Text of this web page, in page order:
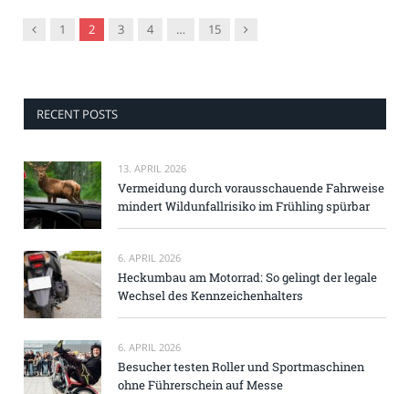
Vorgänger
1 2 3 4 … 15 Nachfolger
RECENT POSTS
13. APRIL 2026
Vermeidung durch vorausschauende Fahrweise
mindert Wildunfallrisiko im Frühling spürbar
6. APRIL 2026
Heckumbau am Motorrad: So gelingt der legale
Wechsel des Kennzeichenhalters
6. APRIL 2026
Besucher testen Roller und Sportmaschinen
ohne Führerschein auf Messe